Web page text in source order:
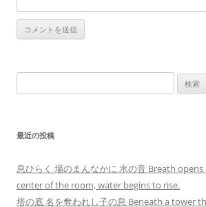
索:
最近の投稿
息ひらく 場のまんなかに 水の音 Breath
center of the room, water begins to rise.
塔の底 名を奪われし子の息 Beneath a tower